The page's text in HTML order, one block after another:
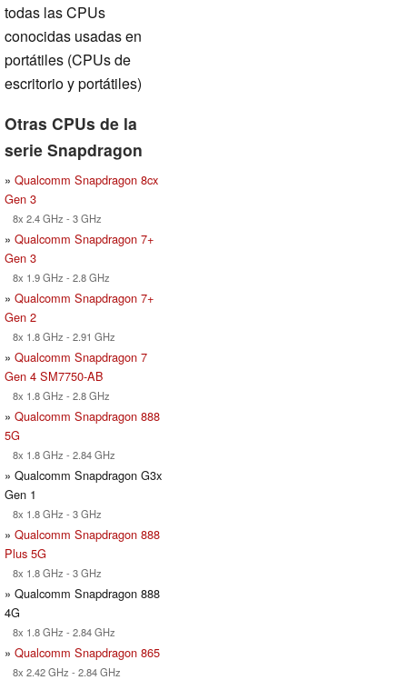
todas las CPUs
conocidas usadas en
portátiles (CPUs de
escritorio y portátiles)
Otras CPUs de la
serie Snapdragon
» Qualcomm Snapdragon 8cx
Gen 3
8x 2.4 GHz - 3 GHz
» Qualcomm Snapdragon 7+
Gen 3
8x 1.9 GHz - 2.8 GHz
» Qualcomm Snapdragon 7+
Gen 2
8x 1.8 GHz - 2.91 GHz
» Qualcomm Snapdragon 7
Gen 4 SM7750-AB
8x 1.8 GHz - 2.8 GHz
» Qualcomm Snapdragon 888
5G
8x 1.8 GHz - 2.84 GHz
» Qualcomm Snapdragon G3x
Gen 1
8x 1.8 GHz - 3 GHz
» Qualcomm Snapdragon 888
Plus 5G
8x 1.8 GHz - 3 GHz
» Qualcomm Snapdragon 888
4G
8x 1.8 GHz - 2.84 GHz
» Qualcomm Snapdragon 865
8x 2.42 GHz - 2.84 GHz